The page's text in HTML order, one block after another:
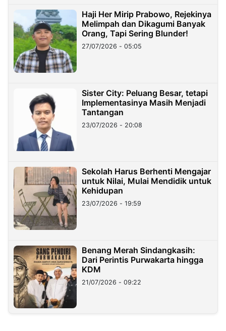
Haji Her Mirip Prabowo, Rejekinya
Melimpah dan Dikagumi Banyak
Orang, Tapi Sering Blunder!
27/07/2026 - 05:05
Sister City: Peluang Besar, tetapi
Implementasinya Masih Menjadi
Tantangan
23/07/2026 - 20:08
Sekolah Harus Berhenti Mengajar
untuk Nilai, Mulai Mendidik untuk
Kehidupan
23/07/2026 - 19:59
Benang Merah Sindangkasih:
Dari Perintis Purwakarta hingga
KDM
21/07/2026 - 09:22